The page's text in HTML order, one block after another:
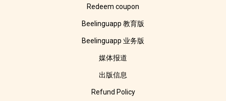
Redeem coupon
Beelinguapp 教育版
Beelinguapp 业务版
媒体报道
出版信息
Refund Policy